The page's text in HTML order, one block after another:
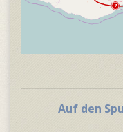
Auf den